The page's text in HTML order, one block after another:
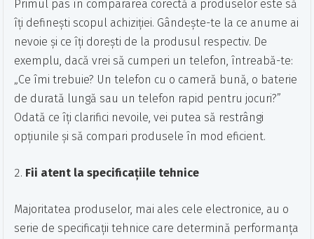
Primul pas în compararea corectă a produselor este să
îți definești scopul achiziției. Gândește-te la ce anume ai
nevoie și ce îți dorești de la produsul respectiv. De
exemplu, dacă vrei să cumperi un telefon, întreabă-te:
„Ce îmi trebuie? Un telefon cu o cameră bună, o baterie
de durată lungă sau un telefon rapid pentru jocuri?”
Odată ce îți clarifici nevoile, vei putea să restrângi
opțiunile și să compari produsele în mod eficient.
Fii atent la specificațiile tehnice
Majoritatea produselor, mai ales cele electronice, au o
serie de specificații tehnice care determină performanța